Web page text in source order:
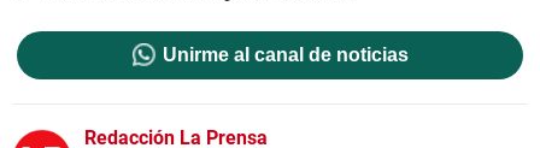
Unirme al canal de noticias
Redacción La Prensa